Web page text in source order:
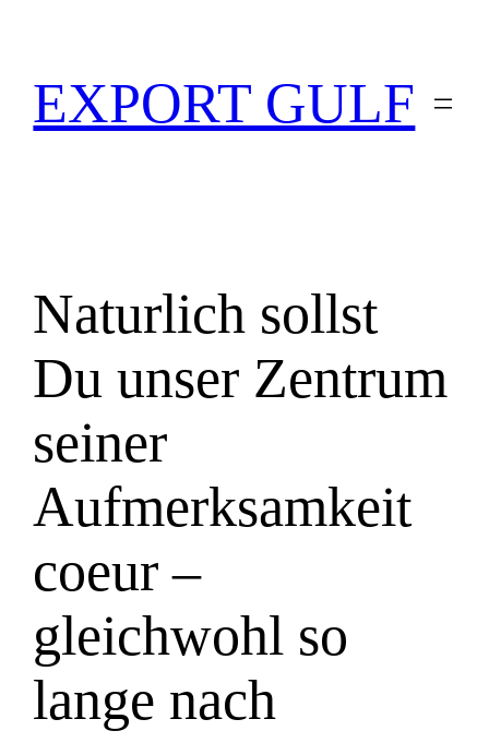
EXPORT GULF
Naturlich sollst
Du unser Zentrum
seiner
Aufmerksamkeit
coeur –
gleichwohl so
lange nach